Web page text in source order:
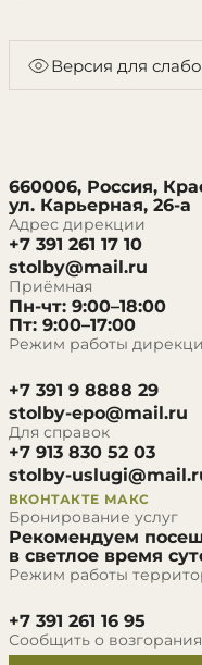
Версия для
660006, Россия,
ул. Карьерная, 26-а
Адрес дирекции
+7 391 261 17 10
stolby@mail.ru
Приёмная
Пн-чт: 9:00–18:00
Пт: 9:00–17:00
Режим работы
+7 391 9 8888 29
stolby-epo@mail.ru
Для справок
+7 913 830 52 03
stolby-
ВКОНТАКТЕ МАКС
Бронирование услуг
Рекомендуем
в светлое время
Режим работы
+7 391 261 16 95
Сообщить о